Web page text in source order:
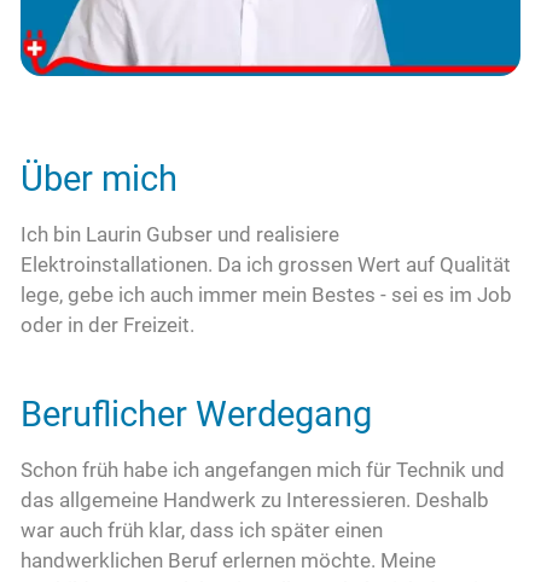
Kontakt
Über mich
Ich bin Laurin Gubser und realisiere
Elektroinstallationen. Da ich grossen Wert auf Qualität
lege, gebe ich auch immer mein Bestes - sei es im Job
oder in der Freizeit.
Beruflicher Werdegang
Schon früh habe ich angefangen mich für Technik und
das allgemeine Handwerk zu Interessieren. Deshalb
war auch früh klar, dass ich später einen
handwerklichen Beruf erlernen möchte. Meine